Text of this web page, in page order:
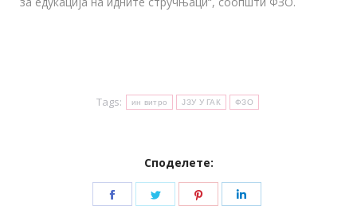
Tags: ин витро ЈЗУ У ГАК ФЗО
Споделете:
Share
Share
Share